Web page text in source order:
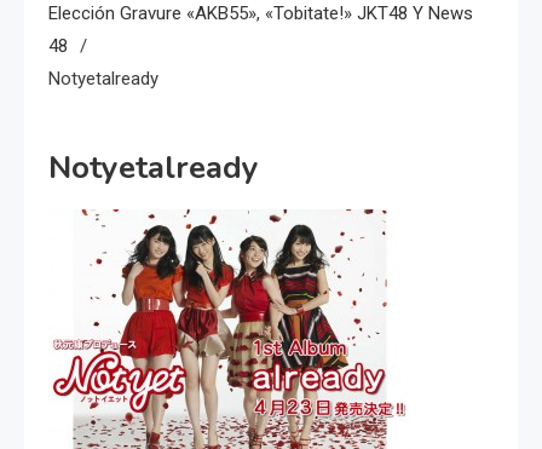
Elección Gravure «AKB55», «Tobitate!» JKT48 Y News
48
Notyetalready
Notyetalready